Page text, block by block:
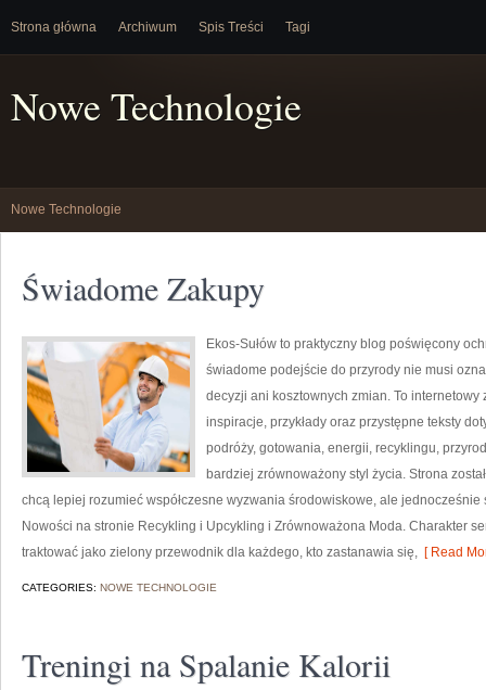
Strona główna Archiwum Spis Treści Tagi
Nowe Technologie
Nowe Technologie
Świadome Zakupy
Ekos-Sułów to praktyczny blog poświęcony
świadome podejście do przyrody nie musi
decyzji ani kosztownych zmian. To
inspiracje, przykłady oraz przystępne teksty
podróży, gotowania, energii, recyklingu,
bardziej zrównoważony styl życia. Strona
chcą lepiej rozumieć współczesne wyzwania środowiskowe, ale
Nowości na stronie Recykling i Upcykling i Zrównoważona Moda. Charakter
traktować jako zielony przewodnik dla każdego, kto zastanawia się, [ Read
CATEGORIES: NOWE TECHNOLOGIE
Treningi na Spalanie Kalorii